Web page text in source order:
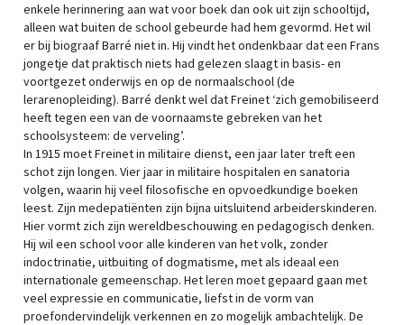
enkele herinnering aan wat voor boek dan ook uit zijn schooltijd,
alleen wat buiten de school gebeurde had hem gevormd. Het wil
er bij biograaf Barré niet in. Hij vindt het ondenkbaar dat een Frans
jongetje dat praktisch niets had gelezen slaagt in basis- en
voortgezet onderwijs en op de normaalschool (de
lerarenopleiding). Barré denkt wel dat Freinet ‘zich gemobiliseerd
heeft tegen een van de voornaamste gebreken van het
schoolsysteem: de verveling’.
In 1915 moet Freinet in militaire dienst, een jaar later treft een
schot zijn longen. Vier jaar in militaire hospitalen en sanatoria
volgen, waarin hij veel filosofische en opvoedkundige boeken
leest. Zijn medepatiënten zijn bijna uitsluitend arbeiderskinderen.
Hier vormt zich zijn wereldbeschouwing en pedagogisch denken.
Hij wil een school voor alle kinderen van het volk, zonder
indoctrinatie, uitbuiting of dogmatisme, met als ideaal een
internationale gemeenschap. Het leren moet gepaard gaan met
veel expressie en communicatie, liefst in de vorm van
proefondervindelijk verkennen en zo mogelijk ambachtelijk. De